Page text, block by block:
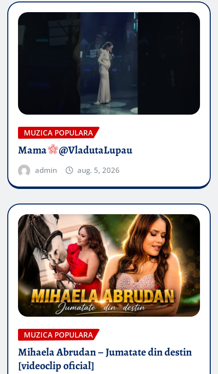
MUZICA POPULARA
Mama @VladutaLupau
admin aug. 5, 2026
MUZICA POPULARA
Mihaela Abrudan – Jumatate din destin
[videoclip oficial]